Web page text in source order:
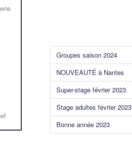
Groupes saison 2024
NOUVEAUTÉ à Nantes
Super-stage février 2023
Stage adultes février 2023
Bonne année 2023